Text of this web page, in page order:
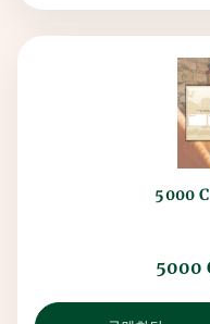
5000
5000